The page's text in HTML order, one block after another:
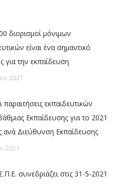
διορισμοί μόνιμων
είναι ένα σημαντικό
για την εκπαίδευση
2021
παραιτήσεις εκπαιδευτικών
Εκπαίδευσης για το 2021
ανά Διεύθυνση Εκπαίδευσης
2021
συνεδριάζει στις 31-5-2021